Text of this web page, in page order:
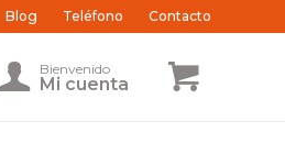
Blog Teléfono Contacto